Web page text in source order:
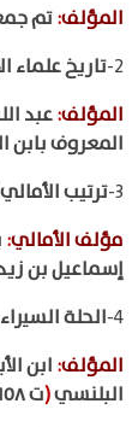
المؤلف:تم
2- تاريخ علماء
المؤلف:عبد
المعروف بابن
3- ترتيب
مؤلف الأمالي:
إسماعيل بن
4- الحلة السيراء
المؤلف:ابن
البلنسي(ت ٦٥٨هـ